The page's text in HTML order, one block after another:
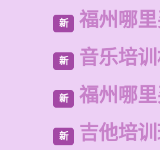
新 福州哪
新 音乐培
新 福州哪
新 吉他培